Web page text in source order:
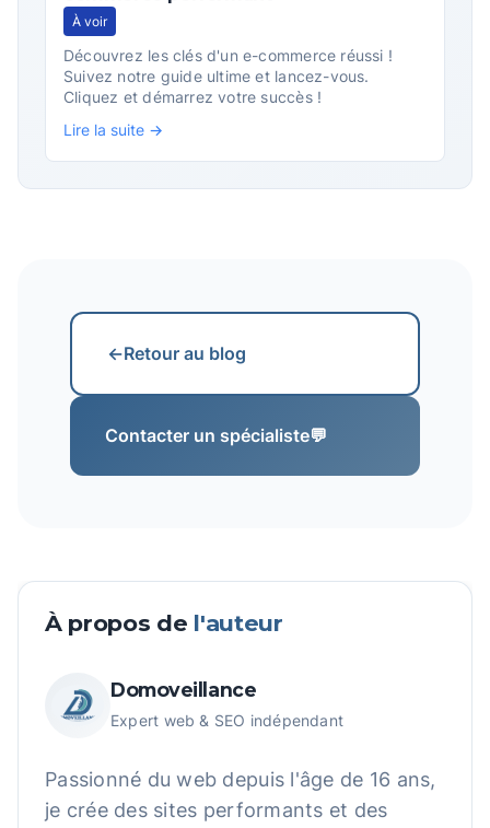
À voir
Découvrez les clés d'un e-commerce réussi !
Suivez notre guide ultime et lancez-vous.
Cliquez et démarrez votre succès !
Lire la suite →
←Retour au blog
Contacter un spécialiste💬
À propos de l'auteur
Domoveillance
Expert web & SEO indépendant
Passionné du web depuis l'âge de 16 ans,
je crée des sites performants et des